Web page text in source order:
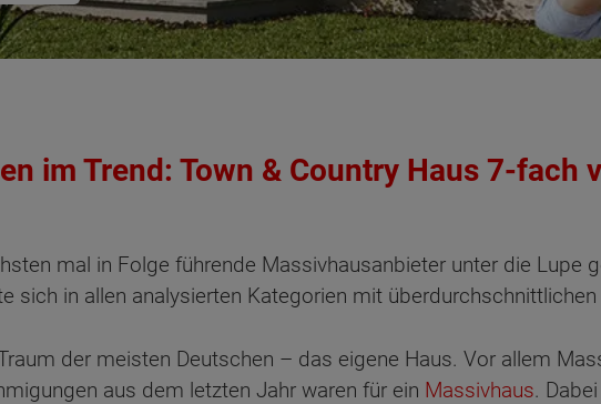
im Trend: Town & Country Haus 7-fach
mal in Folge führende Massivhausanbieter unter die Lupe
sich in allen analysierten Kategorien mit
der meisten Deutschen – das eigene Haus. Vor allem
aus dem letzten Jahr waren für ein Massivhaus.